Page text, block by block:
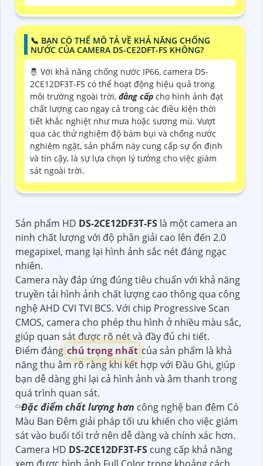
📞 BẠN CÓ THỂ MÔ TẢ VỀ KHẢ NĂNG CHỐNG
NƯỚC CỦA CAMERA DS-CE2DFT-FS KHÔNG?
🤴 Với khả năng chống nước IP66, camera DS-
2CE12DF3T-FS có thể hoạt động hiệu quả trong
môi trường ngoài trời, đẳng cấp cho hình ảnh đạt
chất lượng cao ngay cả trong các điều kiện thời
tiết khắc nghiệt như mưa hoặc sương mù. Vượt
qua các thử nghiệm độ bám bụi và chống nước
nghiêm ngặt, sản phẩm này cung cấp sự ổn định
và tin cậy, là sự lựa chọn lý tưởng cho việc giám
sát ngoài trời.
Sản phẩm HD DS-2CE12DF3T-FS là một camera an
ninh chất lượng với độ phân giải cao lên đến 2.0
megapixel, mang lại hình ảnh sắc nét đáng ngạc
nhiên.
Camera này đáp ứng đúng tiêu chuẩn với khả năng
truyền tải hình ảnh chất lượng cao thông qua công
nghệ AHD CVI TVI BCS. Với chip Progressive Scan
CMOS, camera cho phép thu hình ở nhiều màu sắc,
giúp quan sát được rõ nét và đầy đủ chi tiết.
Điểm đáng chú trọng nhất của sản phẩm là khả
năng thu âm rõ ràng khi kết hợp với Đầu Ghi, giúp
bạn dễ dàng ghi lại cả hình ảnh và âm thanh trong
quá trình quan sát.
⌔Đặc điểm chất lượng hơn công nghệ ban đêm Có
Màu Ban Đêm giải pháp tối ưu khiến cho việc giám
sát vào buổi tối trở nên dễ dàng và chính xác hơn.
Camera HD DS-2CE12DF3T-FS cung cấp khả năng
xem được hình ảnh Full Color trong khoảng cách